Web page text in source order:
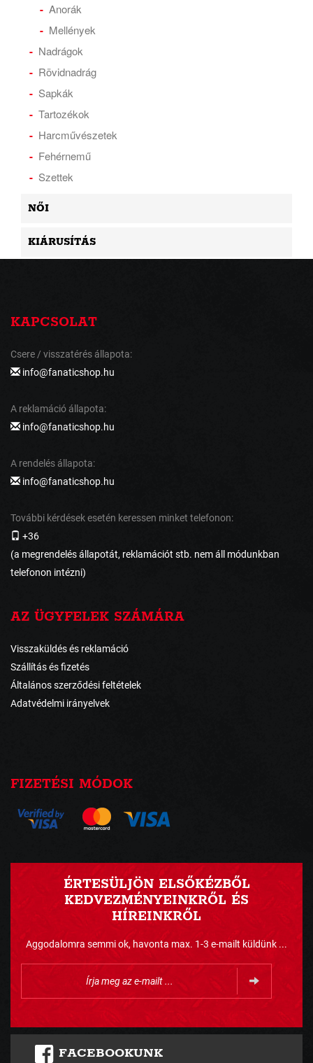
Anorák
Mellények
Nadrágok
Rövidnadrág
Sapkák
Tartozékok
Harcművészetek
Fehérnemű
Szettek
NŐI
KIÁRUSÍTÁS
KAPCSOLAT
Csere / visszatérés állapota:
info@fanaticshop.hu
A reklamáció állapota:
info@fanaticshop.hu
A rendelés állapota:
info@fanaticshop.hu
További kérdések esetén keressen minket telefonon:
+36
(a megrendelés állapotát, reklamációt stb. nem áll módunkban
telefonon intézni)
AZ ÜGYFELEK SZÁMÁRA
Visszaküldés és reklamáció
Szállítás és fizetés
Általános szerződési feltételek
Adatvédelmi irányelvek
FIZETÉSI MÓDOK
ÉRTESÜLJÖN ELSŐKÉZBŐL
KEDVEZMÉNYEINKRŐL ÉS
HÍREINKRŐL
Aggodalomra semmi ok, havonta max. 1-3 e-mailt küldünk ...
FACEBOOKUNK